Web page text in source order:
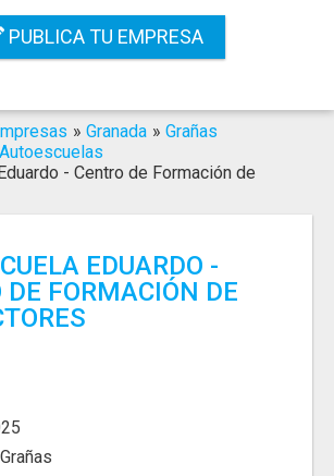
PUBLICA TU EMPRESA
» Granada » Grañas
Autoescuelas
- Centro de Formación de
EDUARDO -
DE FORMACIÓN DE